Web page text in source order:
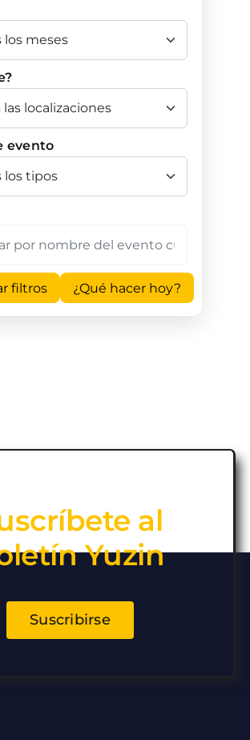
evento
filtros ¿Qué hacer hoy?
al
Yuzin
Suscribirse